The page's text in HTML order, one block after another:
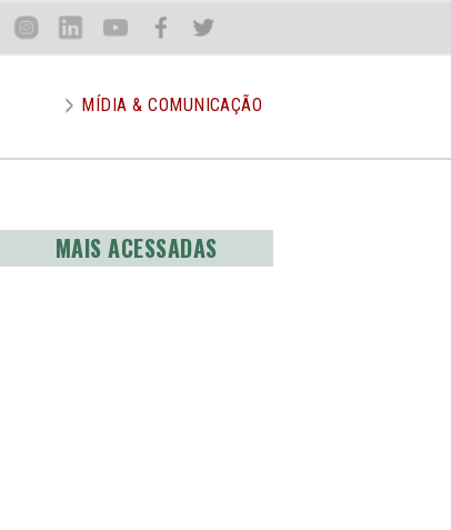
Inst Lin You Face Twit
MÍDIA & COMUNICAÇÃO
MAIS ACESSADAS